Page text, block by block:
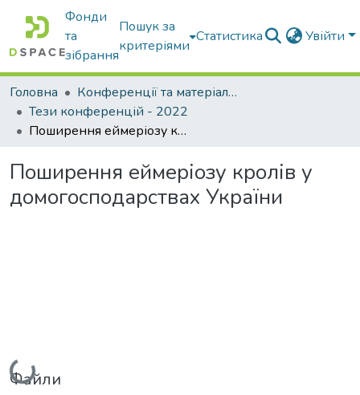
Фонди
та
зібрання
Пошук за
критеріями
Статистика Увійти
Головна
Конференції та матеріали конференцій
Тези конференцій - 2022
Поширення еймеріозу кролів у домогосподарствах України
Поширення еймеріозу кролів у
домогосподарствах України
Вантажиться...
Файли